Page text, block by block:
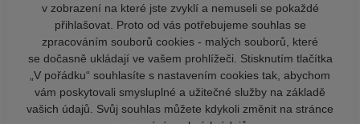
v zobrazení na které jste zvyklí a nemuseli se pokaždé
přihlašovat. Proto od vás potřebujeme souhlas se
zpracováním souborů cookies - malých souborů, které
se dočasně ukládají ve vašem prohlížeči. Stisknutím tlačítka
„V pořádku“ souhlasíte s nastavením cookies tak, abychom
vám poskytovali smysluplné a užitečné služby na základě
vašich údajů. Svůj souhlas můžete kdykoli změnit na stránce